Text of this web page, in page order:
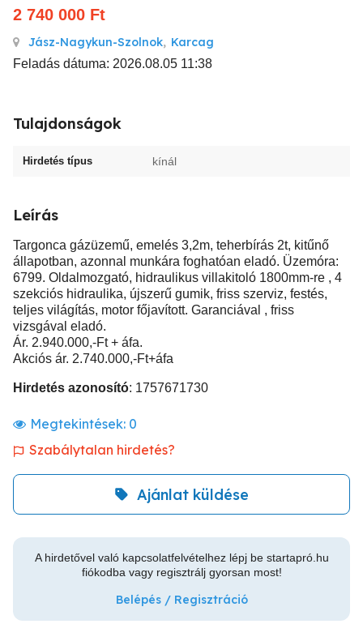
2 740 000 Ft
Jász-Nagykun-Szolnok, Karcag
Feladás dátuma: 2026.08.05 11:38
Tulajdonságok
Hirdetés típus kínál
Leírás
Targonca gázüzemű, emelés 3,2m, teherbírás 2t, kitűnő
állapotban, azonnal munkára foghatóan eladó. Üzemóra:
6799. Oldalmozgató, hidraulikus villakitoló 1800mm-re , 4
szekciós hidraulika, újszerű gumik, friss szerviz, festés,
teljes világítás, motor főjavított. Garanciával , friss
vizsgával eladó.
Ár. 2.940.000,-Ft + áfa.
Akciós ár. 2.740.000,-Ft+áfa
Hirdetés azonosító: 1757671730
Megtekintések: 0
Szabálytalan hirdetés?
Ajánlat küldése
A hirdetővel való kapcsolatfelvételhez lépj be startapró.hu
fiókodba vagy regisztrálj gyorsan most!
Belépés / Regisztráció